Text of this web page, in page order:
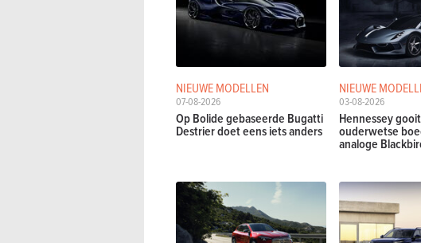
NIEUWE MODELLEN
07-08-2026
Op Bolide gebaseerde Bugatti
Destrier doet eens iets anders
NIEUWE
03-08-2026
Hennessey
ouderwetse
analoge